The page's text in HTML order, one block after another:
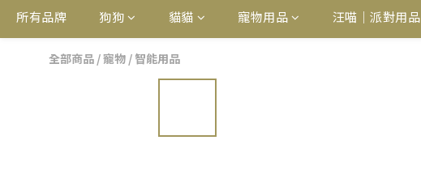
所有品牌 狗狗 貓貓 寵物用品 汪喵｜派對用品
全部商品 /寵物 /智能用品